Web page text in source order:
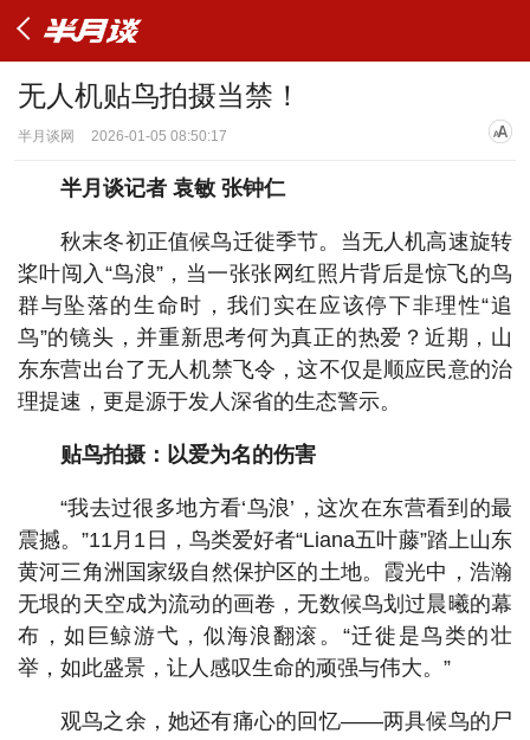
无人机贴鸟拍摄当禁！
半月谈网 2026-01-05 08:50:17
半月谈记者 袁敏 张钟仁
秋末冬初正值候鸟迁徙季节。当无人机高速旋转
桨叶闯入“鸟浪”，当一张张网红照片背后是惊飞的鸟
群与坠落的生命时，我们实在应该停下非理性“追
鸟”的镜头，并重新思考何为真正的热爱？近期，山
东东营出台了无人机禁飞令，这不仅是顺应民意的治
理提速，更是源于发人深省的生态警示。
贴鸟拍摄：以爱为名的伤害
“我去过很多地方看‘鸟浪’，这次在东营看到的最
震撼。”11月1日，鸟类爱好者“Liana五叶藤”踏上山东
黄河三角洲国家级自然保护区的土地。霞光中，浩瀚
无垠的天空成为流动的画卷，无数候鸟划过晨曦的幕
布，如巨鲸游弋，似海浪翻滚。“迁徙是鸟类的壮
举，如此盛景，让人感叹生命的顽强与伟大。”
观鸟之余，她还有痛心的回忆——两具候鸟的尸